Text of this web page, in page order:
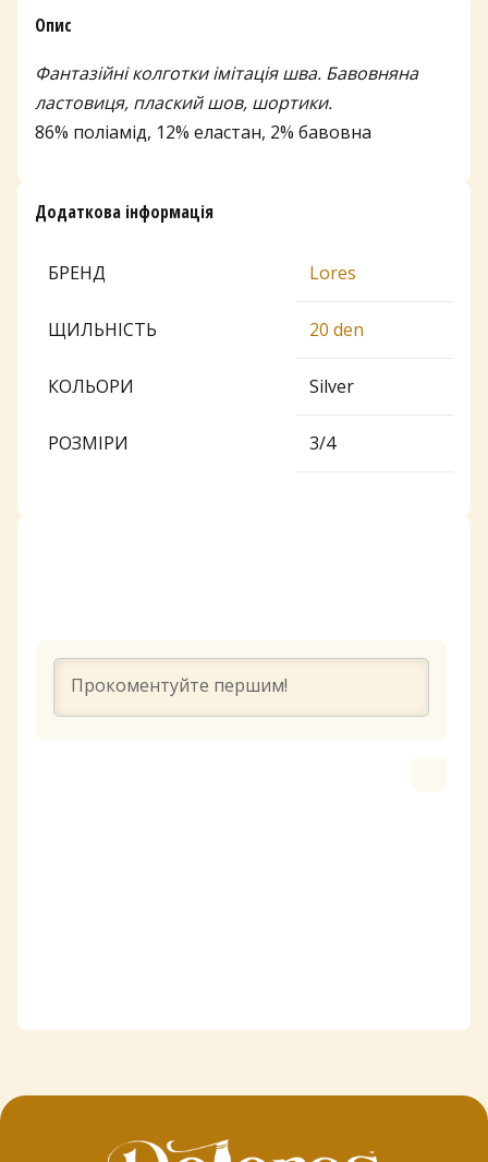
Опис
Фантазійні колготки імітація шва. Бавовняна
ластовиця, плаский шов, шортики.
86% поліамід, 12% еластан, 2% бавовна
Додаткова інформація
БРЕНД Lores
ЩИЛЬНІСТЬ 20 den
КОЛЬОРИ Silver
РОЗМІРИ 3/4